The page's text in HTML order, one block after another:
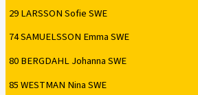
29 LARSSON Sofie SWE
74 SAMUELSSON Emma SWE
80 BERGDAHL Johanna SWE
85 WESTMAN Nina SWE